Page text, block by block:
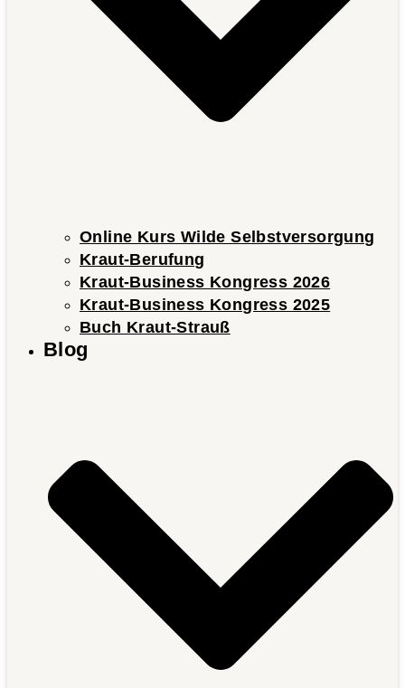
Online Kurs Wilde Selbstversorgung
Kraut-Berufung
Kraut-Business Kongress 2026
Kraut-Business Kongress 2025
Buch Kraut-Strauß
Blog